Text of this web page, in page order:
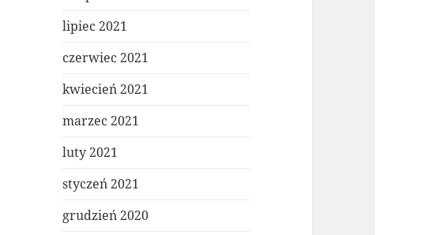
lipiec 2021
czerwiec 2021
kwiecień 2021
marzec 2021
luty 2021
styczeń 2021
grudzień 2020